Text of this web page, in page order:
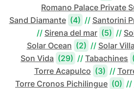
Romano Palace Private
Sand Diamante (4) // Santorini
// Sirena del mar (5) //
Solar Ocean (2) // Solar
Son Vida (29) // Tabachines
Torre Acapulco (3) //
Torre Cronos Pichilingue (0) //